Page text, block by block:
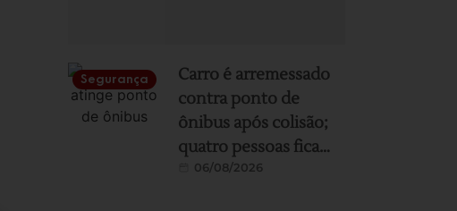
Segurança
Carro é arremessado
contra ponto de
ônibus após colisão;
quatro pessoas ficam
feridas
06/08/2026